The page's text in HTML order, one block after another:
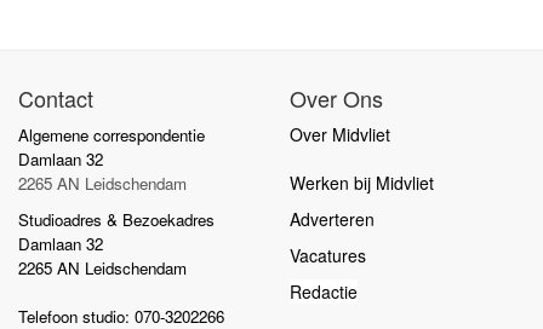
Contact
Algemene correspondentie
Damlaan 32
2265 AN Leidschendam
Studioadres & Bezoekadres
Damlaan 32
2265 AN Leidschendam
Telefoon studio: 070-3202266
Over Ons
Over Midvliet
Werken bij Midvliet
Adverteren
Vacatures
Redactie